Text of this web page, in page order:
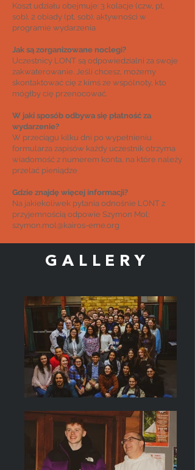
Koszt udziału obejmuje: 3 kolacje (czw, pt,
sob), 2 obiady (pt, sob), aktywności w
programie wydarzenia
Jak są zorganizowane noclegi?
Uczestnicy LONT są odpowiedzialni za swoje
zakwaterowanie. Jeśli chcesz, możemy
skontaktować cię z kimś ze wspólnoty, kto
mógłby cię przenocować.
W jaki sposób odbywa się płatność za
wydarzenie?
W przeciągu kilku dni po wypełnieniu
formularza zapisów każdy uczestnik otrzyma
wiadomość z numerem konta, na które należy
przelać pieniądze
Gdzie znajdę więcej informacji?
Na jakiekoliwek pytania odnośnie LONT z
przyjemnością odpowie Szymon Mol:
szymon.mol@kairos-eme.org
GALLERY